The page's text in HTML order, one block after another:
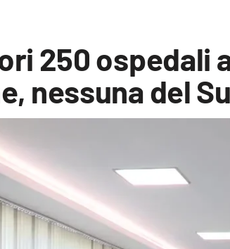
250 ospedali
nessuna del